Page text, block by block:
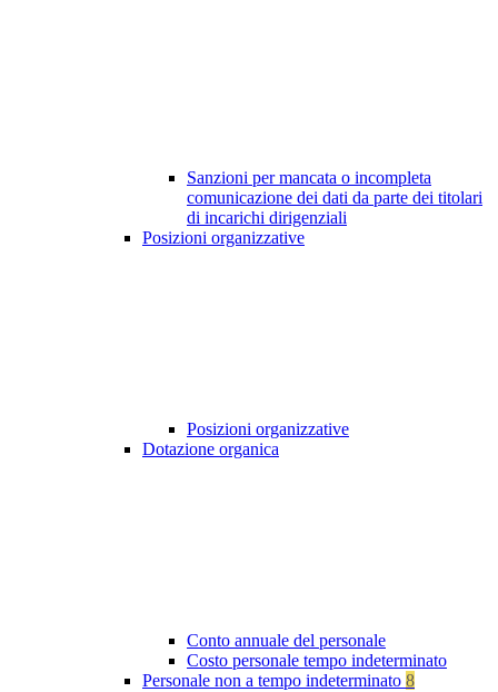
Sanzioni per mancata o incompleta
comunicazione dei dati da parte dei titolari
di incarichi dirigenziali
Posizioni organizzative
Posizioni organizzative
Dotazione organica
Conto annuale del personale
Costo personale tempo indeterminato
Personale non a tempo indeterminato 8